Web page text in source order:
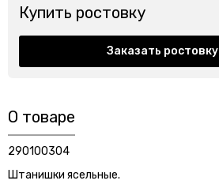
Купить ростовку
Заказать ростовку
О товаре
290100304
Штанишки ясельные.